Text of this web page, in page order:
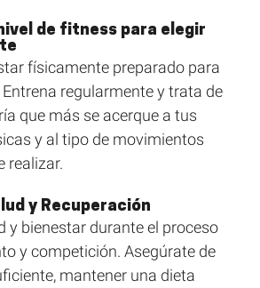
de fitness para elegir
físicamente preparado para
regularmente y trata de
que más se acerque a tus
y al tipo de movimientos
realizar.
y Recuperación
y bienestar durante el proceso
y competición. Asegúrate de
mantener una dieta